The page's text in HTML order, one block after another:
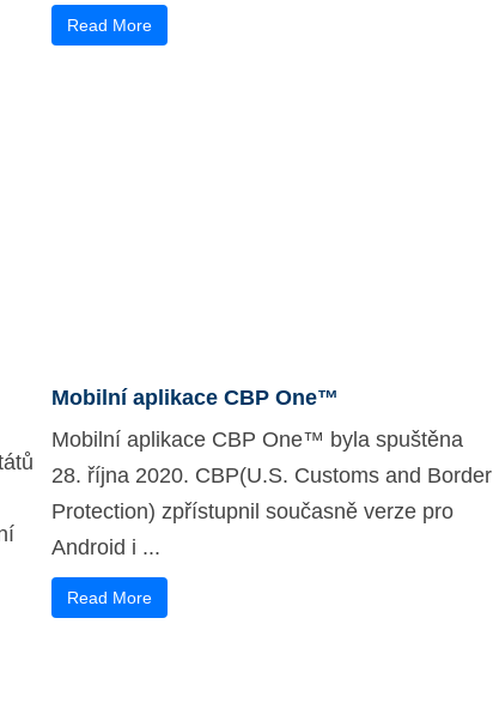
Read More
Mobilní aplikace CBP One™
Mobilní aplikace CBP One™ byla spuštěna
28. října 2020. CBP(U.S. Customs and Border
Protection) zpřístupnil současně verze pro
Android i ...
Read More